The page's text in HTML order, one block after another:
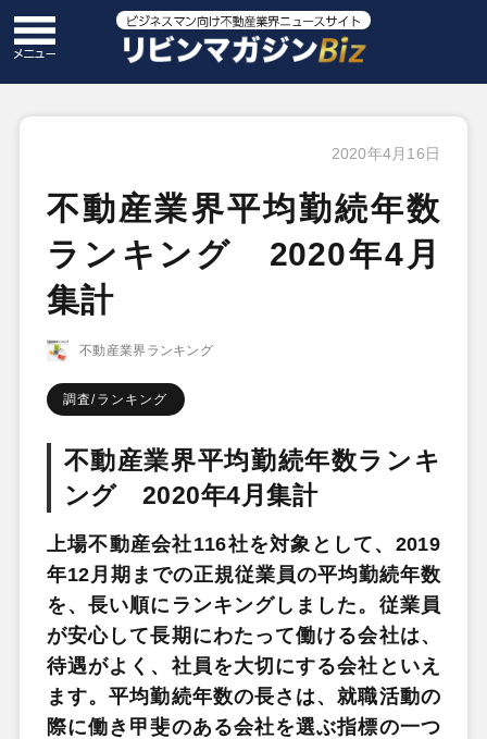
2020年4月16日
不動産業界平均勤続年数
ランキング 2020年4月
集計
不動産業界ランキング
調査/ランキング
不動産業界平均勤続年数ランキ
ング 2020年4月集計
上場不動産会社116社を対象として、2019
年12月期までの正規従業員の平均勤続年数
を、長い順にランキングしました。従業員
が安心して長期にわたって働ける会社は、
待遇がよく、社員を大切にする会社といえ
ます。平均勤続年数の長さは、就職活動の
際に働き甲斐のある会社を選ぶ指標の一つ